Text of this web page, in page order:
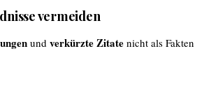
vermeiden
und verkürzte Zitate nicht als Fakten